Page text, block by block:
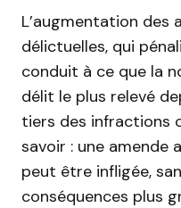
L’augmentation des
délictuelles, qui
conduit à ce que la
délit le plus relevé
tiers des infractions
savoir : une amende
peut être infligée,
conséquences plus